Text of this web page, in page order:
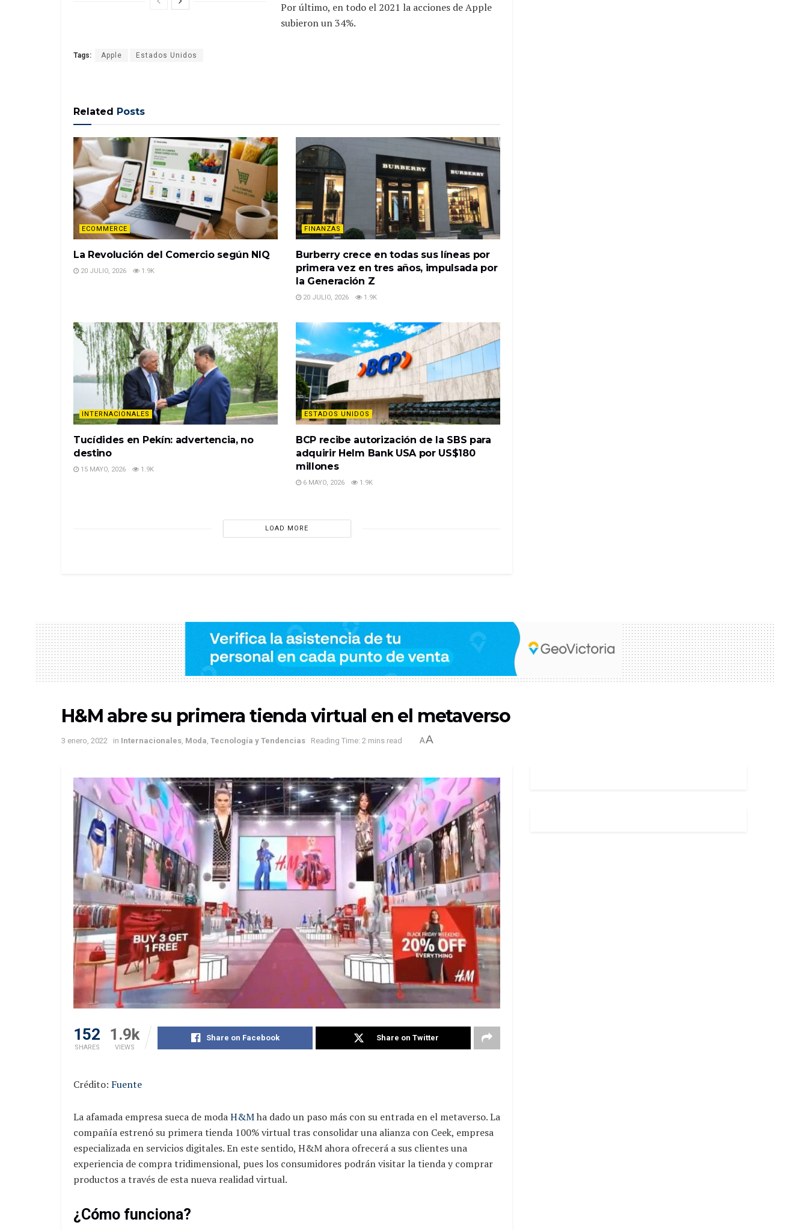
Por último, en todo el 2021 la acciones de Apple
subieron un 34%.
Tags: Apple Estados Unidos
Related Posts
ECOMMERCE
La Revolución del Comercio según NIQ
20 JULIO, 2026 1.9K
FINANZAS
Burberry crece en todas sus líneas por
primera vez en tres años, impulsada por
la Generación Z
20 JULIO, 2026 1.9K
INTERNACIONALES
Tucídides en Pekín: advertencia, no
destino
15 MAYO, 2026 1.9K
ESTADOS UNIDOS
BCP recibe autorización de la SBS para
adquirir Helm Bank USA por US$180
millones
6 MAYO, 2026 1.9K
LOAD MORE
H&M abre su primera tienda virtual en el metaverso
3 enero, 2022 in Internacionales, Moda, Tecnología y Tendencias Reading Time: 2 mins read AA
152
SHARES
1.9k
VIEWS
Share on Facebook Share on Twitter
Crédito: Fuente
La afamada empresa sueca de modaH&Mha dado un paso más con su entrada en el metaverso. La
compañía estrenó su primera tienda 100% virtual tras consolidar una alianza con Ceek, empresa
especializada en servicios digitales. En este sentido, H&M ahora ofrecerá a sus clientes una
experiencia de compra tridimensional, pues los consumidores podrán visitar la tienda y comprar
productos a través de esta nueva realidad virtual.
¿Cómo funciona?